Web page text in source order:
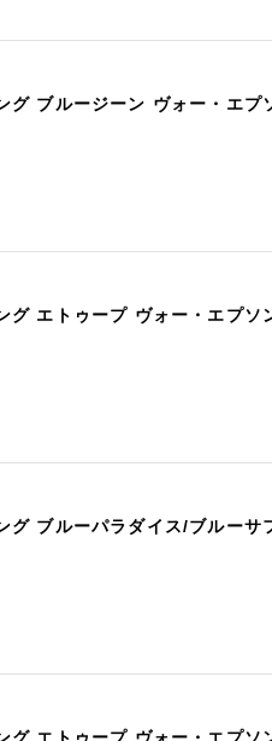
グ ブルージーン ヴォー・エプ
グ エトゥープ ヴォー・エプソ
グ ブルーパラダイス/ブルーサ